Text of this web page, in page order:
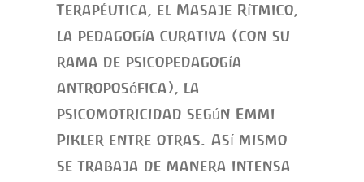
Terapéutica, el Masaje Rítmico,
la pedagogía curativa (con su
rama de psicopedagogía
antroposófica), la
psicomotricidad según Emmi
Pikler entre otras. Así mismo
se trabaja de manera intensa